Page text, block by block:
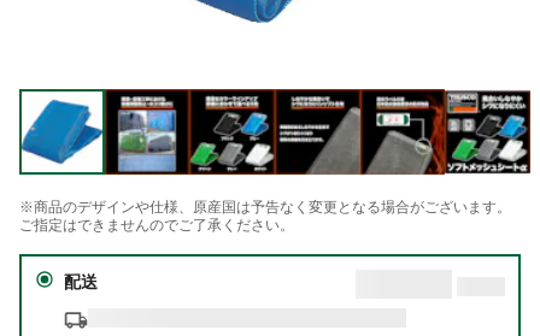
※商品のデザインや仕様、原産国は予告なく変更となる場合がございます。
ご指定はできませんのでご了承ください。
配送